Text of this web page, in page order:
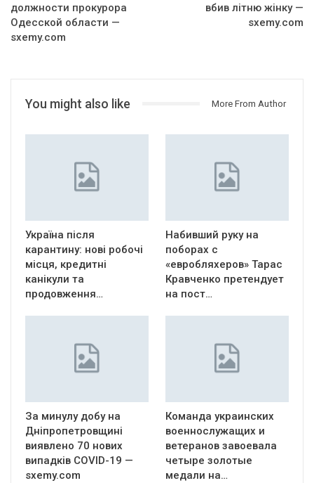
должности прокурора
Одесской области —
sxemy.com
вбив літню жінку —
sxemy.com
You might also like More From Author
Україна після
карантину: нові робочі
місця, кредитні
канікули та
продовження…
Набивший руку на
поборах с
«евробляхеров» Тарас
Кравченко претендует
на пост…
За минулу добу на
Дніпропетровщині
виявлено 70 нових
випадків COVID-19 —
sxemy.com
Команда украинских
военнослужащих и
ветеранов завоевала
четыре золотые
медали на…